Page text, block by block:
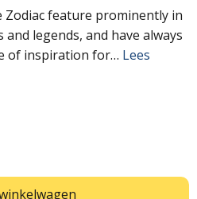
Zodiac feature prominently in
legends, and have always
of inspiration for… Lees